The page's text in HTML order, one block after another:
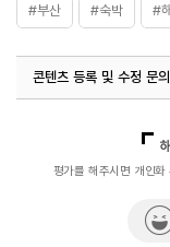
#부산 #숙박 #
콘텐츠 등록 및 수정 문의
평가를 해주시면 개인화